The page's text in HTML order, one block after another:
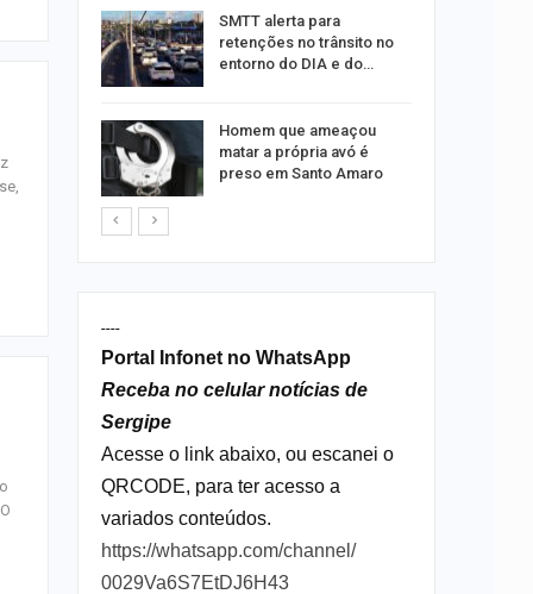
SMTT alerta para
retenções no trânsito no
entorno do DIA e do…
Homem que ameaçou
matar a própria avó é
preso em Santo Amaro
----
Portal Infonet no WhatsApp
Receba no celular notícias de
Sergipe
Acesse o link abaixo, ou escanei o
QRCODE, para ter acesso a
variados conteúdos.
https://whatsapp.com/channel/
0029Va6S7EtDJ6H43